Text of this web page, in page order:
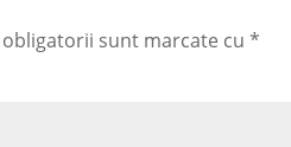
sunt marcate cu *